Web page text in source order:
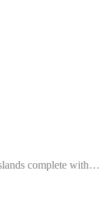
complete with…